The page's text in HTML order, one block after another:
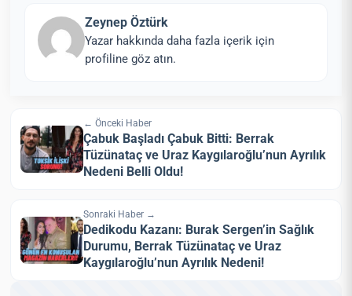
Zeynep Öztürk
Yazar hakkında daha fazla içerik için
profiline göz atın.
← Önceki Haber
Çabuk Başladı Çabuk Bitti: Berrak
Tüzünataç ve Uraz Kaygılaroğlu’nun Ayrılık
Nedeni Belli Oldu!
Sonraki Haber →
Dedikodu Kazanı: Burak Sergen’in Sağlık
Durumu, Berrak Tüzünataç ve Uraz
Kaygılaroğlu’nun Ayrılık Nedeni!